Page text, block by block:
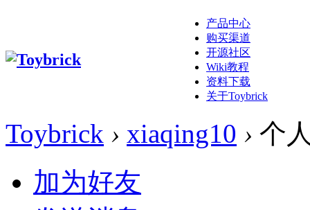
产品中心
购买渠道
开源社区
Wiki教程
资料下载
关于Toybrick
Toybrick › xiaqing10 › 个
加为好友